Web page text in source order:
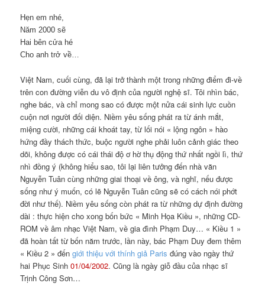
Hẹn em nhé,
Năm 2000 sẽ
Hai bên cửa hé
Cho anh trở về…
Việt Nam, cuối cùng, đã lại trở thành một trong những điểm đi-về
trên con đường viễn du vô định của người nghệ sĩ. Tôi nhìn bác,
nghe bác, và chỉ mong sao có được một nửa cái sinh lực cuồn
cuộn nơi người đối diện. Niềm yêu sống phát ra từ ánh mắt,
miệng cười, những cái khoát tay, từ lối nói « lộng ngôn » hào
hứng đầy thách thức, buộc người nghe phải luôn cảnh giác theo
dõi, không được có cái thái độ ơ hờ thụ động thứ nhất ngồi lì, thứ
nhì đồng ý (không hiểu sao, tôi lại liên tưởng đến nhà văn
Nguyễn Tuân cùng những giai thoại về ông, và nghĩ, nếu được
sống như ý muốn, có lẽ Nguyễn Tuân cũng sẽ có cách nói phớt
đời như thế). Niềm yêu sống còn phát ra từ những dự định đường
dài : thực hiện cho xong bốn bức « Minh Họa Kiều », những CD-
ROM về âm nhạc Việt Nam, về gia đình Phạm Duy… « Kiều 1 »
đã hoàn tất từ bốn năm trước, lần này, bác Phạm Duy đem thêm
« Kiều 2 » đếngiới thiệu với thính giả Paris đúng vào ngày thứ
hai Phục Sinh01/04/2002. Cũng là ngày giỗ đầu của nhạc sĩ
Trịnh Công Sơn…